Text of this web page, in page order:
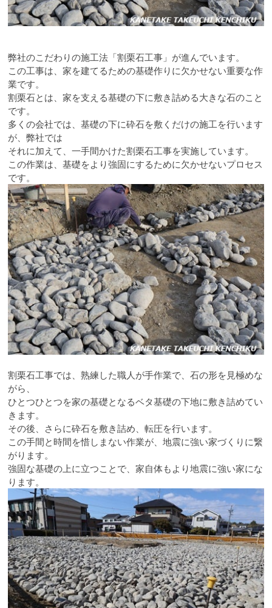
弊社のこだわりの施工法「割栗石工事」が進んでいます。
この工事は、家を建てるための基礎作りに欠かせない重要な作
業です。
割栗石とは、家を支える基礎の下に敷き詰める大きな石のこと
です。
多くの会社では、基礎の下に砕石を敷くだけの施工を行います
が、弊社では
それに加えて、一手間かけた割栗石工事を実施しています。
この作業は、基礎をより強固にするために欠かせないプロセス
です。
割栗石工事では、熟練した職人が手作業で、石の形を見極めな
がら、
ひとつひとつを家の基礎となるベタ基礎の下地に敷き詰めてい
きます。
その後、さらに砕石を敷き詰め、転圧を行います。
この手間と時間を惜しまない作業が、地震に強い家づくりに繋
がります。
強固な基礎の上に立つことで、家自体もより地震に強い家にな
ります。